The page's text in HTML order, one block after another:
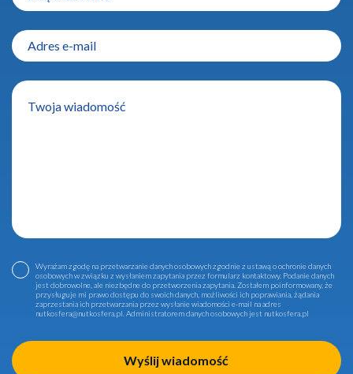
Wyrażam zgodę na przetwarzanie danych osobowych zgodnie z ustawą o ochronie danych
osobowych w związku z wysłaniem zapytania przez formularz kontaktowy. Podanie danych
jest dobrowolne, ale niezbędne do przetworzenia zapytania. Zostałem poinformowany, że
przysługuje mi prawo dostępu do swoich danych, możliwości ich poprawiania, żądania
zaprzestania ich przetwarzania przez wysłanie wiadomości e-mail na adres
nutkosfera@nutkosfera.pl. Administratorem danych osobowych jest nutkosfera.pl